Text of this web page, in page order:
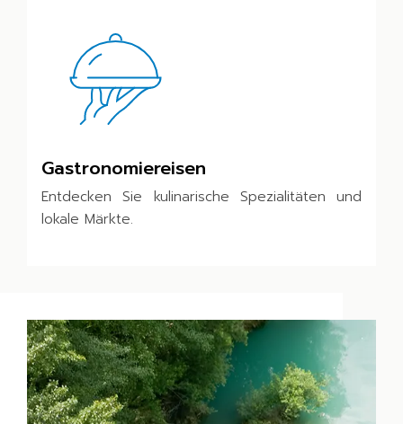
Gastronomiereisen
Entdecken Sie kulinarische Spezialitäten und
lokale Märkte.